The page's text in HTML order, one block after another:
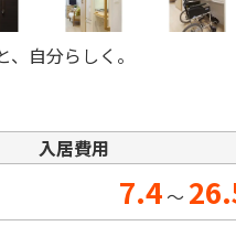
自分らしく。
入居費用
7.4 ～